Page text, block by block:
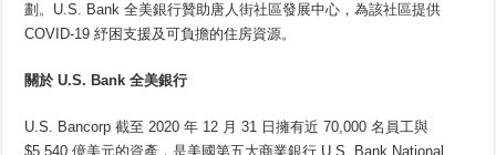
劃。U.S. Bank 全美銀行贊助唐人街社區發展中心，為該社區提供
COVID-19 紓困支援及可負擔的住房資源。
關於U.S. Bank全美銀行
U.S. Bancorp 截至 2020 年 12 月 31 日擁有近 70,000 名員工與
$5,540 億美元的資產，是美國第五大商業銀行 U.S. Bank National